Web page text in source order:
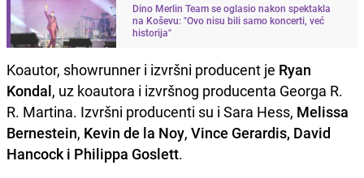
Dino Merlin Team se oglasio nakon spektakla
na Koševu: "Ovo nisu bili samo koncerti, već
historija"
Koautor, showrunner i izvršni producent je Ryan
Kondal, uz koautora i izvršnog producenta Georga R.
R. Martina. Izvršni producenti su i Sara Hess, Melissa
Bernestein, Kevin de la Noy, Vince Gerardis, David
Hancock i Philippa Goslett.